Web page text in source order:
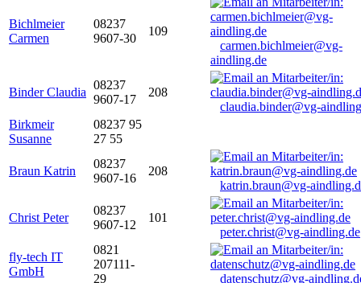
Bichlmeier
Carmen
08237
9607-30
109
carmen.bichlmeier@vg-
aindling.de
Binder Claudia
08237
9607-17
208
claudia.binder@vg-
Birkmeir
Susanne
08237 95
27 55
Braun Katrin
08237
9607-16
208
katrin.braun@vg-
Christ Peter
08237
9607-12
101
peter.christ@vg-aindling.de
fly-tech IT
GmbH
0821
207111-
29
datenschutz@vg-